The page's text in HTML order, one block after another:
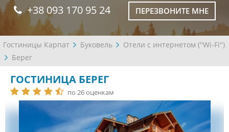
+38 093 170 95 24 ПЕРЕЗВОНИТЕ МНЕ
Гостиницы Карпат Буковель
Отели с интернетом ("Wi-Fi")
Берег
ГОСТИНИЦА БЕРЕГ
по 26 оценкам